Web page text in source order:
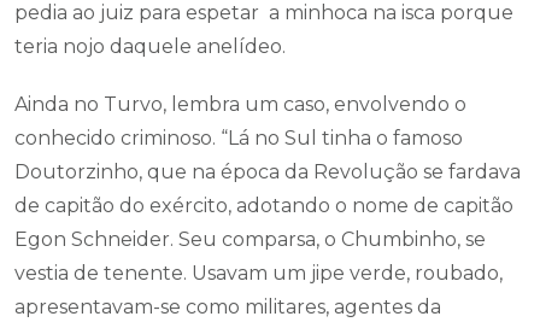
pedia ao juiz para espetar a minhoca na isca porque
teria nojo daquele anelídeo.
Ainda no Turvo, lembra um caso, envolvendo o
conhecido criminoso. “Lá no Sul tinha o famoso
Doutorzinho, que na época da Revolução se fardava
de capitão do exército, adotando o nome de capitão
Egon Schneider. Seu comparsa, o Chumbinho, se
vestia de tenente. Usavam um jipe verde, roubado,
apresentavam-se como militares, agentes da